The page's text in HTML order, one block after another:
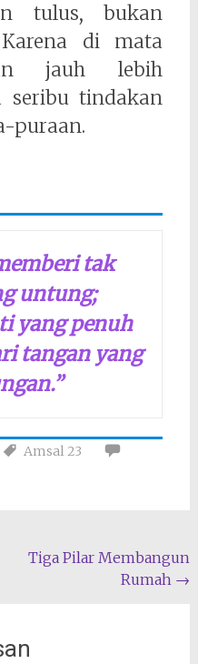
tulus, bukan
di mata
jauh lebih
seribu tindakan
puraan.
tak
untung;
yang penuh
tangan yang
Amsal 23
Tiga Pilar Membangun
Rumah →